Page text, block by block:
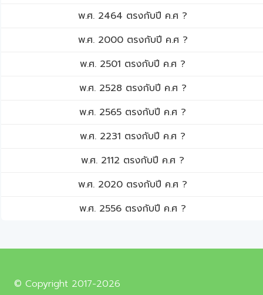
พ.ศ. 2464 ตรงกับปี ค.ศ ?
พ.ศ. 2000 ตรงกับปี ค.ศ ?
พ.ศ. 2501 ตรงกับปี ค.ศ ?
พ.ศ. 2528 ตรงกับปี ค.ศ ?
พ.ศ. 2565 ตรงกับปี ค.ศ ?
พ.ศ. 2231 ตรงกับปี ค.ศ ?
พ.ศ. 2112 ตรงกับปี ค.ศ ?
พ.ศ. 2020 ตรงกับปี ค.ศ ?
พ.ศ. 2556 ตรงกับปี ค.ศ ?
© Copyright 2017-2026